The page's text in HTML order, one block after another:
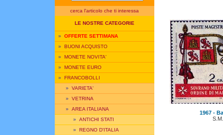
cerca l'articolo che ti interessa
LE NOSTRE CATEGORIE
» OFFERTE SETTIMANA
» BUONI ACQUISTO
» MONETE NOVITA'
» MONETE EURO
» FRANCOBOLLI
» VARIETA'
» VETRINA
» AREA ITALIANA
» ANTICHI STATI
» REGNO D'ITALIA
1967 -